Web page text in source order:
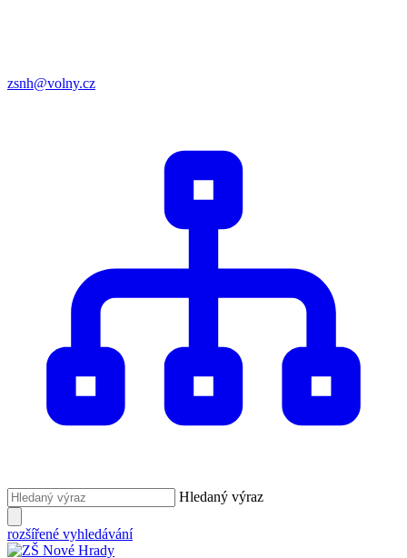
zsnh@volny.cz
Hledaný výraz
rozšířené vyhledávání